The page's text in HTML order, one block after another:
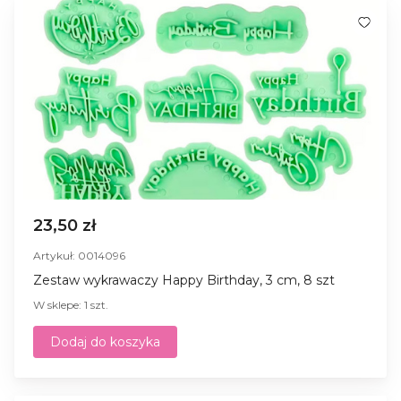
23,50 zł
Artykuł: 0014096
Zestaw wykrawaczy Happy Birthday, 3 cm, 8 szt
W sklepe: 1 szt.
Dodaj do koszyka